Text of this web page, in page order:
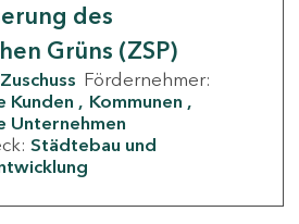
des
Grüns (ZSP)
Zuschuss Fördernehmer:
Kunden
Kommunen
Unternehmen
Städtebau und